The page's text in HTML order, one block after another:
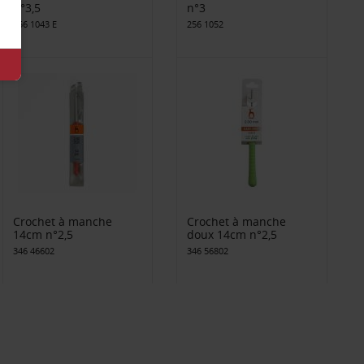
n°3,5
256 1043 E
n°3
256 1052
Crochet à manche
14cm n°2,5
346 46602
Crochet à manche
doux 14cm n°2,5
346 56802